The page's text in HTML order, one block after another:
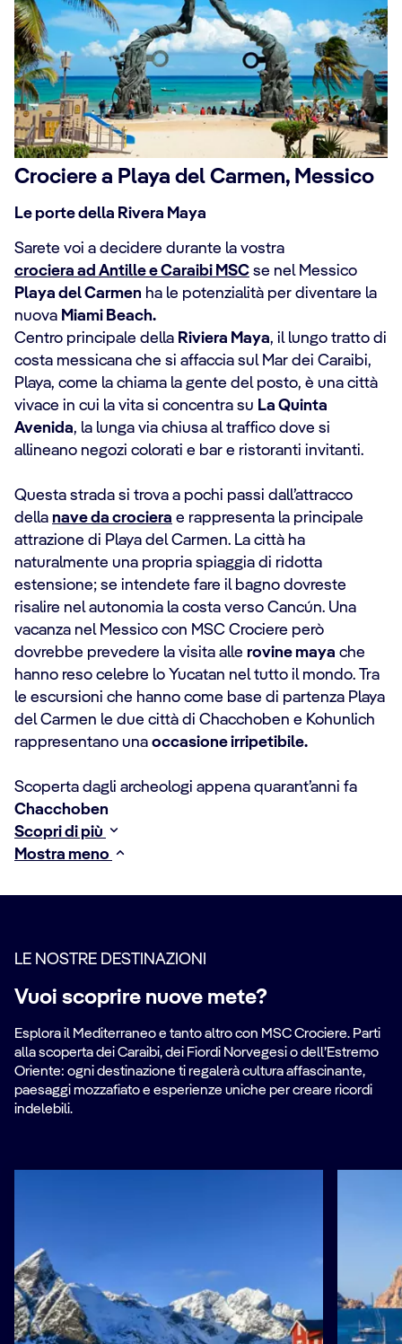
Crociere a Playa del Carmen, Messico
Le porte della Rivera Maya
Sarete voi a decidere durante la vostra
crociera ad Antille e Caraibi MSC se nel Messico
Playa del Carmen ha le potenzialità per diventare la
nuova Miami Beach.
Centro principale della Riviera Maya, il lungo tratto di
costa messicana che si affaccia sul Mar dei Caraibi,
Playa, come la chiama la gente del posto, è una città
vivace in cui la vita si concentra su La Quinta
Avenida, la lunga via chiusa al traffico dove si
allineano negozi colorati e bar e ristoranti invitanti.
Questa strada si trova a pochi passi dall’attracco
della nave da crociera e rappresenta la principale
attrazione di Playa del Carmen. La città ha
naturalmente una propria spiaggia di ridotta
estensione; se intendete fare il bagno dovreste
risalire nel autonomia la costa verso Cancún. Una
vacanza nel Messico con MSC Crociere però
dovrebbe prevedere la visita alle rovine maya che
hanno reso celebre lo Yucatan nel tutto il mondo. Tra
le escursioni che hanno come base di partenza Playa
del Carmen le due città di Chacchoben e Kohunlich
rappresentano una occasione irripetibile.
Scoperta dagli archeologi appena quarant’anni fa
Chacchoben
Scopri di più
Mostra meno
LE NOSTRE DESTINAZIONI
Vuoi scoprire nuove mete?
Esplora il Mediterraneo e tanto altro con MSC Crociere. Parti
alla scoperta dei Caraibi, dei Fiordi Norvegesi o dell’Estremo
Oriente: ogni destinazione ti regalerà cultura affascinante,
paesaggi mozzafiato e esperienze uniche per creare ricordi
indelebili.